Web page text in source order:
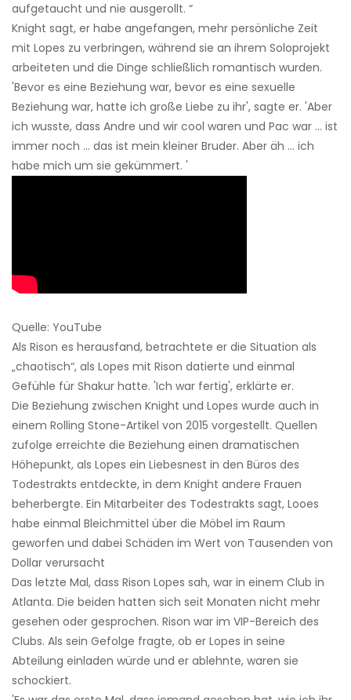
aufgetaucht und nie ausgerollt. “
Knight sagt, er habe angefangen, mehr persönliche Zeit
mit Lopes zu verbringen, während sie an ihrem Soloprojekt
arbeiteten und die Dinge schließlich romantisch wurden.
'Bevor es eine Beziehung war, bevor es eine sexuelle
Beziehung war, hatte ich große Liebe zu ihr', sagte er. 'Aber
ich wusste, dass Andre und wir cool waren und Pac war ... ist
immer noch ... das ist mein kleiner Bruder. Aber äh ... ich
habe mich um sie gekümmert. '
Quelle: YouTube
Als Rison es herausfand, betrachtete er die Situation als
„chaotisch“, als Lopes mit Rison datierte und einmal
Gefühle für Shakur hatte. 'Ich war fertig', erklärte er.
Die Beziehung zwischen Knight und Lopes wurde auch in
einem Rolling Stone-Artikel von 2015 vorgestellt. Quellen
zufolge erreichte die Beziehung einen dramatischen
Höhepunkt, als Lopes ein Liebesnest in den Büros des
Todestrakts entdeckte, in dem Knight andere Frauen
beherbergte. Ein Mitarbeiter des Todestrakts sagt, Looes
habe einmal Bleichmittel über die Möbel im Raum
geworfen und dabei Schäden im Wert von Tausenden von
Dollar verursacht
Das letzte Mal, dass Rison Lopes sah, war in einem Club in
Atlanta. Die beiden hatten sich seit Monaten nicht mehr
gesehen oder gesprochen. Rison war im VIP-Bereich des
Clubs. Als sein Gefolge fragte, ob er Lopes in seine
Abteilung einladen würde und er ablehnte, waren sie
schockiert.